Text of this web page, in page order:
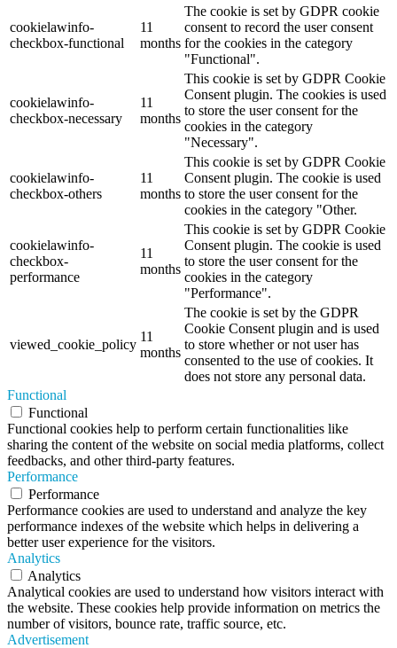
cookielawinfo-
checkbox-functional
11
months
The cookie is set by GDPR cookie
consent to record the user consent
for the cookies in the category
"Functional".
cookielawinfo-
checkbox-necessary
11
months
This cookie is set by GDPR Cookie
Consent plugin. The cookies is used
to store the user consent for the
cookies in the category
"Necessary".
cookielawinfo-
checkbox-others
11
months
This cookie is set by GDPR Cookie
Consent plugin. The cookie is used
to store the user consent for the
cookies in the category "Other.
cookielawinfo-
checkbox-
performance
11
months
This cookie is set by GDPR Cookie
Consent plugin. The cookie is used
to store the user consent for the
cookies in the category
"Performance".
viewed_cookie_policy
11
months
The cookie is set by the GDPR
Cookie Consent plugin and is used
to store whether or not user has
consented to the use of cookies. It
does not store any personal data.
Functional
Functional
Functional cookies help to perform certain functionalities like
sharing the content of the website on social media platforms, collect
feedbacks, and other third-party features.
Performance
Performance
Performance cookies are used to understand and analyze the key
performance indexes of the website which helps in delivering a
better user experience for the visitors.
Analytics
Analytics
Analytical cookies are used to understand how visitors interact with
the website. These cookies help provide information on metrics the
number of visitors, bounce rate, traffic source, etc.
Advertisement